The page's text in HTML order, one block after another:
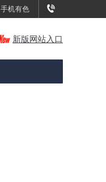
手机有色
新版网站入口